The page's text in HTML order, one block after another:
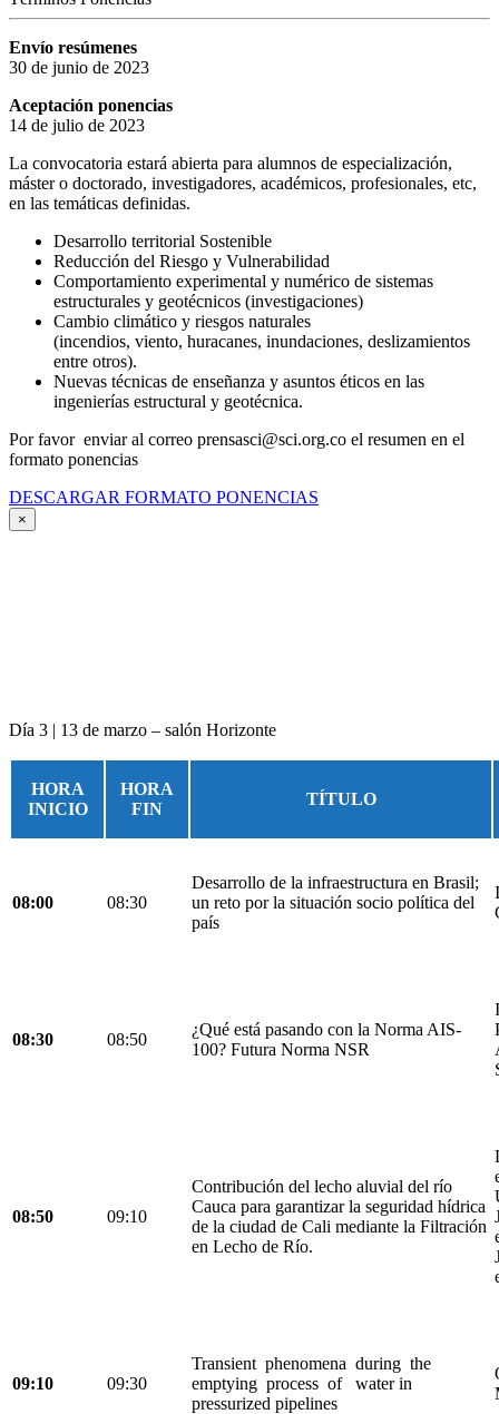
Envío resúmenes
30 de junio de 2023
Aceptación ponencias
14 de julio de 2023
La convocatoria estará abierta para alumnos de especialización,
máster o doctorado, investigadores, académicos, profesionales, etc,
en las temáticas definidas.
Desarrollo territorial Sostenible
Reducción del Riesgo y Vulnerabilidad
Comportamiento experimental y numérico de sistemas
estructurales y geotécnicos (investigaciones)
Cambio climático y riesgos naturales
(incendios, viento, huracanes, inundaciones, deslizamientos
entre otros).
Nuevas técnicas de enseñanza y asuntos éticos en las
ingenierías estructural y geotécnica.
Por favor enviar al correo prensasci@sci.org.co el resumen en el
formato ponencias
DESCARGAR FORMATO PONENCIAS
×
Día 3 | 13 de marzo – salón Horizonte
HORA
INICIO
HORA
FIN
TÍTULO
08:00 08:30
Desarrollo de la infraestructura en Brasil;
un reto por la situación socio política del
país
08:30 08:50
¿Qué está pasando con la Norma AIS-
100? Futura Norma NSR
08:50 09:10
Contribución del lecho aluvial del río
Cauca para garantizar la seguridad hídrica
de la ciudad de Cali mediante la Filtración
en Lecho de Río.
09:10 09:30
Transient phenomena during the
emptying process of water in
pressurized pipelines